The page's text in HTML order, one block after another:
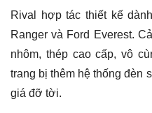
Rival hợp tác thiết kế
Ranger và Ford Everest.
nhôm, thép cao cấp, vô
trang bị thêm hệ thống đèn
giá đỡ tời.